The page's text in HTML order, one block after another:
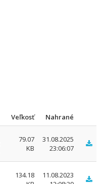
Veľkosť
Nahrané
79.07
KB
31.08.2025
23:06:07
134.18
11.08.2023